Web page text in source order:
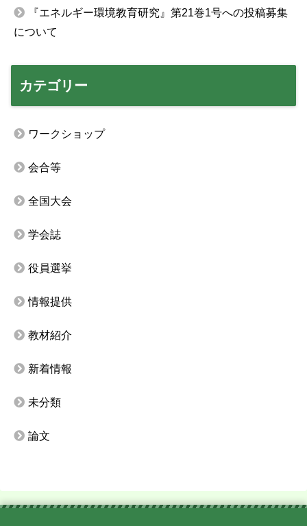
『エネルギー環境教育研究』第21巻1号への投稿募集
について
カテゴリー
ワークショップ
会合等
全国大会
学会誌
役員選挙
情報提供
教材紹介
新着情報
未分類
論文